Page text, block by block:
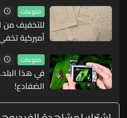
منوعات
للتخفيف من
أميركية
منوعات
في هذا
الضفادع!